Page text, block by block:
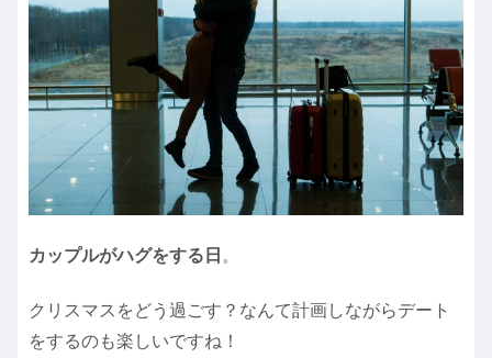
カップルがハグをする日 。
クリスマスをどう過ごす？なんて計画しながらデート
をするのも楽しいですね！